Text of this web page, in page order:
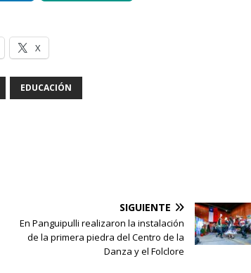
X
EDUCACIÓN
SIGUIENTE
En Panguipulli realizaron la instalación
de la primera piedra del Centro de la
Danza y el Folclore